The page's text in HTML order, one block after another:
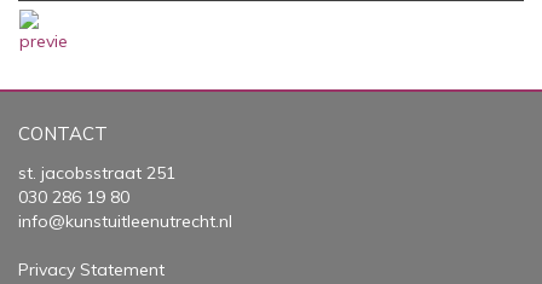
CONTACT
st. jacobsstraat 251
030 286 19 80
info@kunstuitleenutrecht.nl
Privacy Statement